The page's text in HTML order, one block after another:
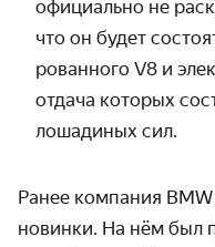
официально не
что он будет
рованного V8 и
отдача которых
лошадиных сил.
Ранее компания BMW
новинки. На нём был